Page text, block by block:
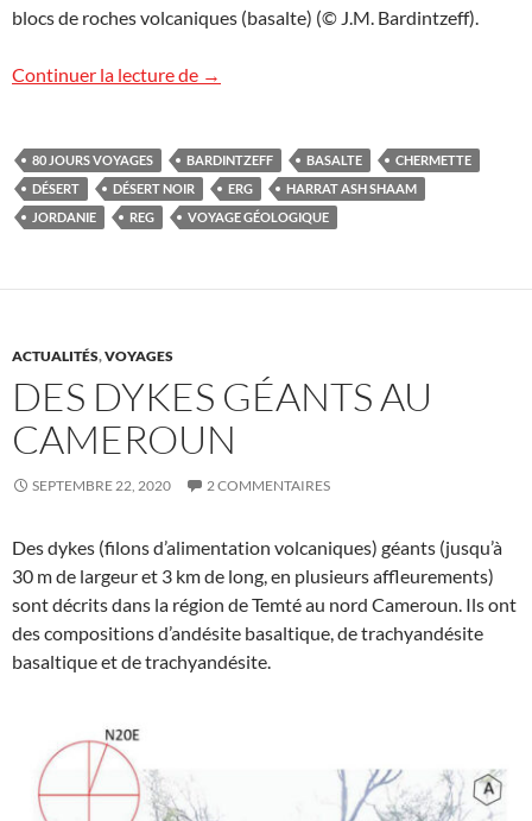
blocs de roches volcaniques (basalte) (© J.M. Bardintzeff).
Continuer la lecture de Le désert noir en Jordanie
→
80 JOURS VOYAGES BARDINTZEFF BASALTE
CHERMETTE
DÉSERT
DÉSERT NOIR ERG
HARRAT ASH SHAAM
JORDANIE
REG VOYAGE GÉOLOGIQUE
ACTUALITÉS,VOYAGES
DES DYKES GÉANTS AU
CAMEROUN
SEPTEMBRE 22, 2020 2 COMMENTAIRES
Des dykes (filons d’alimentation volcaniques) géants (jusqu’à
30 m de largeur et 3 km de long, en plusieurs affleurements)
sont décrits dans la région de Temté au nord Cameroun. Ils ont
des compositions d’andésite basaltique, de trachyandésite
basaltique et de trachyandésite.